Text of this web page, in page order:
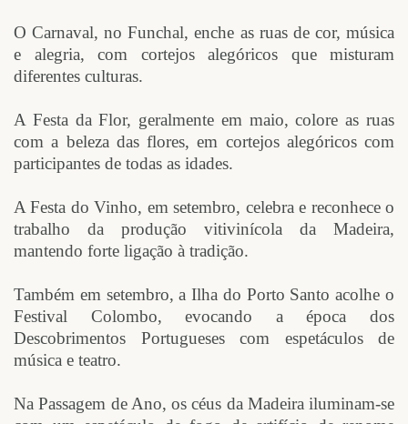
O Carnaval, no Funchal, enche as ruas de cor, música
e alegria, com cortejos alegóricos que misturam
diferentes culturas.
A Festa da Flor, geralmente em maio, colore as ruas
com a beleza das flores, em cortejos alegóricos com
participantes de todas as idades.
A Festa do Vinho, em setembro, celebra e reconhece o
trabalho da produção vitivinícola da Madeira,
mantendo forte ligação à tradição.
Também em setembro, a Ilha do Porto Santo acolhe o
Festival Colombo, evocando a época dos
Descobrimentos Portugueses com espetáculos de
música e teatro.
Na Passagem de Ano, os céus da Madeira iluminam-se